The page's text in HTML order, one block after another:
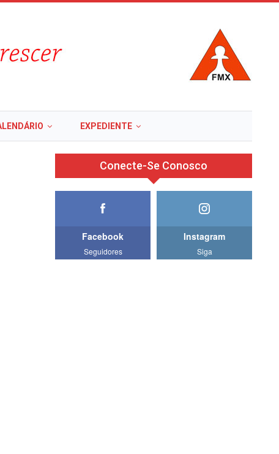
EXPEDIENTE
Conecte-Se Conosco
Facebook
Seguidores
Instagram
Siga